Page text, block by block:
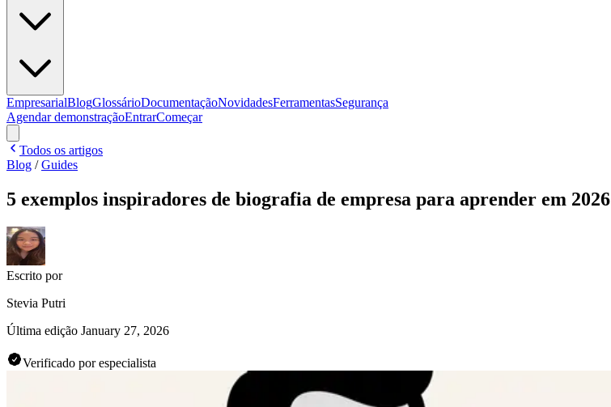
EmpresarialBlogGlossárioDocumentaçãoNovidadesFerramentasSegurança
Agendar demonstraçãoEntrarComeçar
Todos os artigos
Blog /Guides
5 exemplos inspiradores de biografia de empresa para aprender em 2026
Escrito por
Stevia Putri
Última edição January 27, 2026
Verificado por especialista